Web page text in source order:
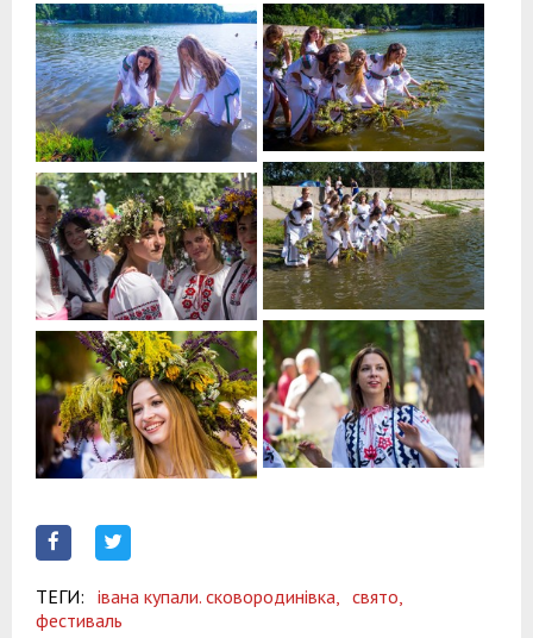
ТЕГИ: івана купали. сковородинівка, свято,
фестиваль